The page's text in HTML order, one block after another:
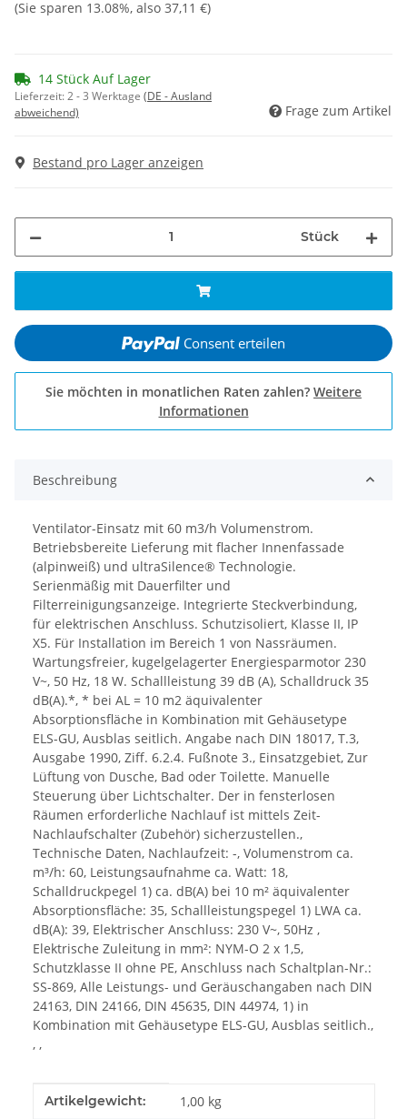
(Sie sparen 13.08%, also 37,11 €)
14 Stück Auf Lager
Lieferzeit:2 - 3 Werktage (DE - Ausland
abweichend)
Frage zum Artikel
Bestand pro Lager anzeigen
Stück
Consent erteilen
Sie möchten in monatlichen Raten zahlen? Weitere
Informationen
Beschreibung
Ventilator-Einsatz mit 60 m3/h Volumenstrom.
Betriebsbereite Lieferung mit flacher Innenfassade
(alpinweiß) und ultraSilence® Technologie.
Serienmäßig mit Dauerfilter und
Filterreinigungsanzeige. Integrierte Steckverbindung,
für elektrischen Anschluss. Schutzisoliert, Klasse II, IP
X5. Für Installation im Bereich 1 von Nassräumen.
Wartungsfreier, kugelgelagerter Energiesparmotor 230
V~, 50 Hz, 18 W. Schallleistung 39 dB (A), Schalldruck 35
dB(A).*, * bei AL = 10 m2 äquivalenter
Absorptionsfläche in Kombination mit Gehäusetype
ELS-GU, Ausblas seitlich. Angabe nach DIN 18017, T.3,
Ausgabe 1990, Ziff. 6.2.4. Fußnote 3., Einsatzgebiet, Zur
Lüftung von Dusche, Bad oder Toilette. Manuelle
Steuerung über Lichtschalter. Der in fensterlosen
Räumen erforderliche Nachlauf ist mittels Zeit-
Nachlaufschalter (Zubehör) sicherzustellen.,
Technische Daten, Nachlaufzeit: -, Volumenstrom ca.
m³/h: 60, Leistungsaufnahme ca. Watt: 18,
Schalldruckpegel 1) ca. dB(A) bei 10 m² äquivalenter
Absorptionsfläche: 35, Schallleistungspegel 1) LWA ca.
dB(A): 39, Elektrischer Anschluss: 230 V~, 50Hz ,
Elektrische Zuleitung in mm²: NYM-O 2 x 1,5,
Schutzklasse II ohne PE, Anschluss nach Schaltplan-Nr.:
SS-869, Alle Leistungs- und Geräuschangaben nach DIN
24163, DIN 24166, DIN 45635, DIN 44974, 1) in
Kombination mit Gehäusetype ELS-GU, Ausblas seitlich.,
, ,
Produkteigenschaft
Wert
Artikelgewicht: 1,00 kg